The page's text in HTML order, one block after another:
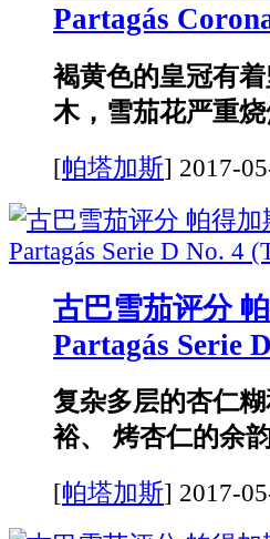
Partagás
褐黄色的皇冠有
木，雪茄花严重
[帕塔加斯] 2017-
古巴雪茄评分
Partagás Serie
复杂多层的杏仁
裕、 烤杏仁的余
[帕塔加斯] 2017-